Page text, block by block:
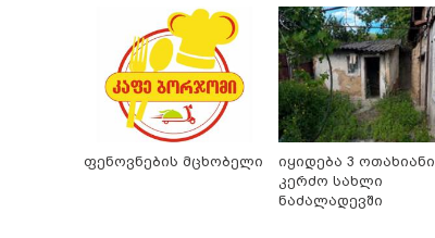
ფენოვნების მცხობელი
იყიდება 3 ოთახიანი
კერძო სახლი
ნაძალადევში